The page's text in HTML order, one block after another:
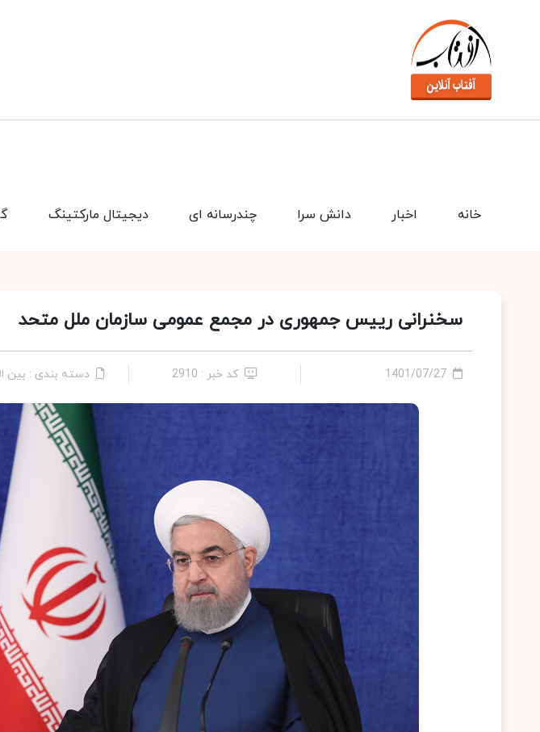
دیجیتال مارکتینگ چندرسانه ای دانش سرا اخبار خانه
سخنرانی رییس جمهوری در مجمع عمومی سازمان ملل متحد
1401/07/27 کد خبر : 2910 دسته بندی : بین